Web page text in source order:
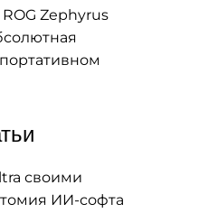
Zephyrus
своими
ИИ-софта